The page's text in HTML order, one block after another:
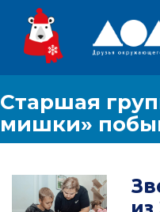
Старшая
мишки»